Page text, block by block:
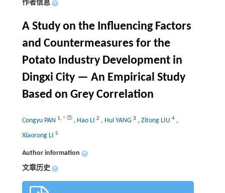
作者信息 +
A Study on the Influencing Factors
and Countermeasures for the
Potato Industry Development in
Dingxi City — An Empirical Study
Based on Grey Correlation
Congyu PAN 1, * , Hao LI 2 , Hui YANG 3 , Zitong LIU 4,
Xiaorong LI 5
Author information +
文章历史 +